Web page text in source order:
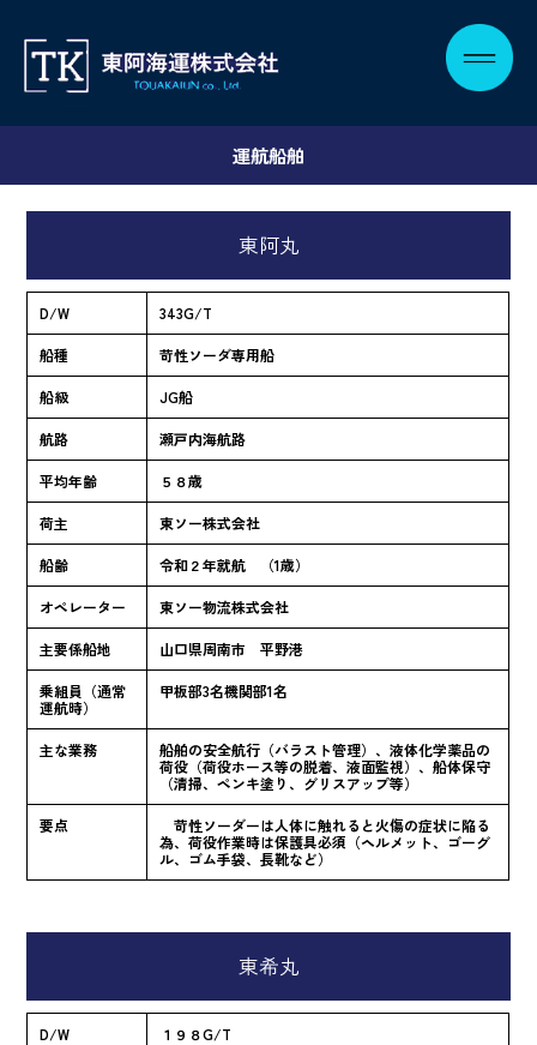
運航船舶
東阿丸
D/W 343G/T
船種 苛性ソーダ専用船
船級 JG船
航路 瀬戸内海航路
平均年齢 ５８歳
荷主 東ソー株式会社
船齢 令和２年就航 （1歳）
オペレーター 東ソー物流株式会社
主要係船地 山口県周南市 平野港
乗組員（通常
運航時）
甲板部3名機関部1名
主な業務
船舶の安全航行（バラスト管理）、液体化学薬品の
荷役（荷役ホース等の脱着、液面監視）、船体保守
（清掃、ペンキ塗り、グリスアップ等）
要点
苛性ソーダーは人体に触れると火傷の症状に陥る
為、荷役作業時は保護具必須（ヘルメット、ゴーグ
ル、ゴム手袋、長靴など）
東希丸
D/W １９８G/T